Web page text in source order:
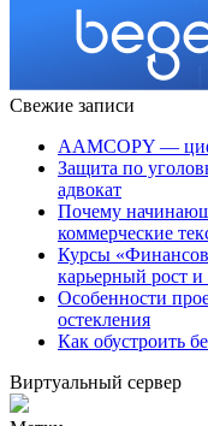
Свежие записи
AAMCOPY —
Защита по
адвокат
Почему
коммерческие
Курсы
карьерный рост и
Особенности
остекления
Как обустроить
Виртуальный сервер